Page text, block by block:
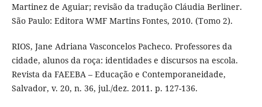
Martinez de Aguiar; revisão da tradução Cláudia Berliner.
São Paulo: Editora WMF Martins Fontes, 2010. (Tomo 2).
RIOS, Jane Adriana Vasconcelos Pacheco. Professores da
cidade, alunos da roça: identidades e discursos na escola.
Revista da FAEEBA – Educação e Contemporaneidade,
Salvador, v. 20, n. 36, jul./dez. 2011. p. 127-136.